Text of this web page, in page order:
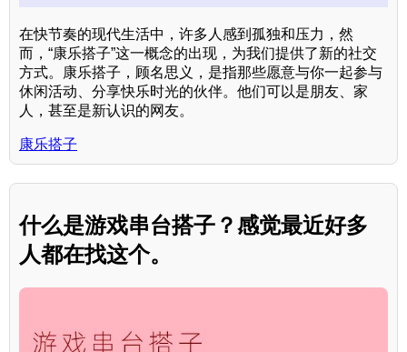
在快节奏的现代生活中，许多人感到孤独和压力，然
而，“康乐搭子”这一概念的出现，为我们提供了新的社交
方式。康乐搭子，顾名思义，是指那些愿意与你一起参与
休闲活动、分享快乐时光的伙伴。他们可以是朋友、家
人，甚至是新认识的网友。
康乐搭子
什么是游戏串台搭子？感觉最近好多
人都在找这个。